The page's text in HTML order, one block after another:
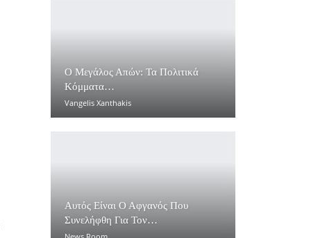
Ο Μεγάλος Απών: Τα Πολιτικά
Κόμματα…
Vangelis Xanthakis
Αυτός Είναι Ο Αφγανός Που
Συνελήφθη Για Τον…